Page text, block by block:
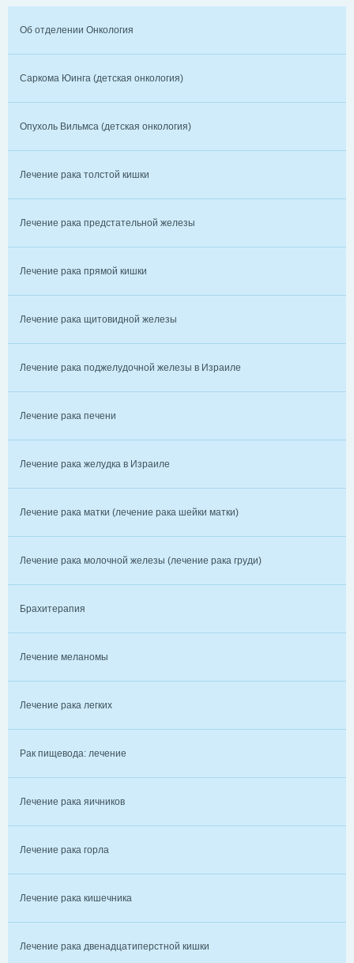
Об отделении Онкология
Саркома Юинга (детская онкология)
Опухоль Вильмса (детская онкология)
Лечение рака толстой кишки
Лечение рака предстательной железы
Лечение рака прямой кишки
Лечение рака щитовидной железы
Лечение рака поджелудочной железы в Израиле
Лечение рака печени
Лечение рака желудка в Израиле
Лечение рака матки (лечение рака шейки матки)
Лечение рака молочной железы (лечение рака груди)
Брахитерапия
Лечение меланомы
Лечение рака легких
Рак пищевода: лечение
Лечение рака яичников
Лечение рака горла
Лечение рака кишечника
Лечение рака двенадцатиперстной кишки